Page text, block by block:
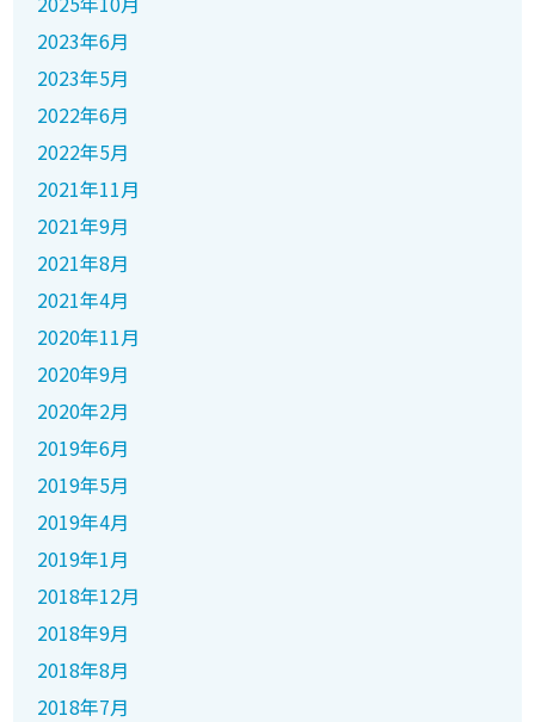
2023年6月
2023年5月
2022年6月
2022年5月
2021年11月
2021年9月
2021年8月
2021年4月
2020年11月
2020年9月
2020年2月
2019年6月
2019年5月
2019年4月
2019年1月
2018年12月
2018年9月
2018年8月
2018年7月